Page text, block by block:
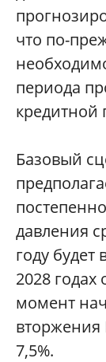
что по-
периода
кредитной
Базовый
давления
году будет
2028 годах
момент
вторжения
7,5%.